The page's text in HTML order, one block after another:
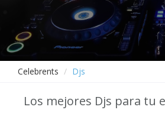
Celebrents Djs
Los mejores Djs para tu